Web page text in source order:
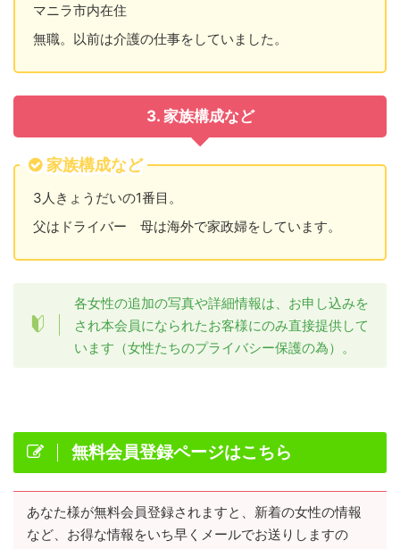
マニラ市内在住
無職。以前は介護の仕事をしていました。
3. 家族構成など
家族構成など
3人きょうだいの1番目。
父はドライバー 母は海外で家政婦をしています。
各女性の追加の写真や詳細情報は、お申し込みを
され本会員になられたお客様にのみ直接提供して
います（女性たちのプライバシー保護の為）。
無料会員登録ページはこちら
あなた様が無料会員登録されますと、新着の女性の情報
など、お得な情報をいち早くメールでお送りしますの